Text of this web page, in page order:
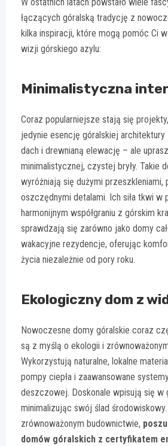
łączących góralską tradycję z
kilka inspiracji, które mogą pomóc Ci
wizji górskiego azylu:
Minimalistyczna
Coraz popularniejsze stają się
jedynie esencję góralskiej
dach i drewnianą elewację – ale
minimalistycznej, czystej bryły. Takie
wyróżniają się dużymi przeszkleniami,
oszczędnymi detalami. Ich siła tkwi w
harmonijnym współgraniu z górskim
sprawdzają się zarówno jako domy
wakacyjne rezydencje, oferując
życia niezależnie od pory roku.
Ekologiczny dom z
Nowoczesne domy góralskie coraz
są z myślą o ekologii i
Wykorzystują naturalne, lokalne
pompy ciepła i zaawansowane
deszczowej. Doskonale wpisują się w
minimalizując swój ślad
zrównoważonym budownictwie,
domów góralskich z certyfikatem